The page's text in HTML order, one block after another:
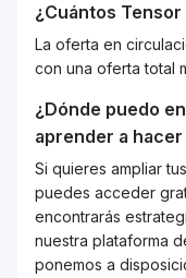
¿Cuántos Tensor
La oferta en
con una oferta total
¿Dónde puedo
aprender a
Si quieres ampliar
puedes acceder
encontrarás
nuestra plataforma
ponemos a